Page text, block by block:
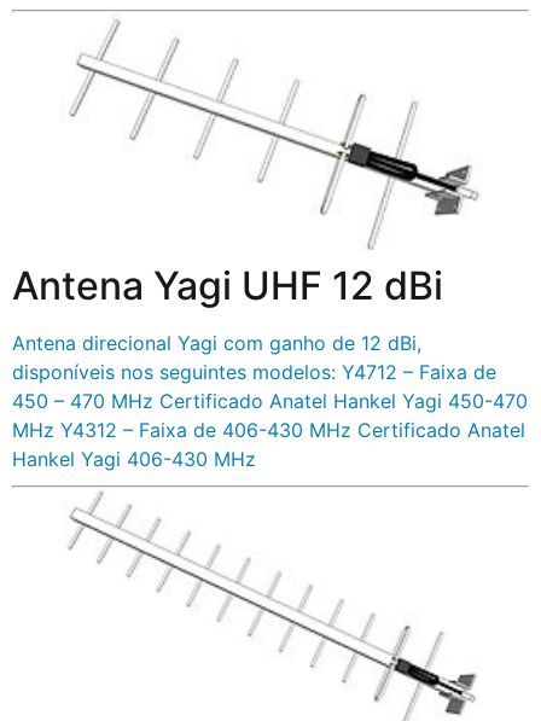
Antena Yagi UHF 12 dBi
Antena direcional Yagi com ganho de 12 dBi,
disponíveis nos seguintes modelos: Y4712 – Faixa de
450 – 470 MHz Certificado Anatel Hankel Yagi 450-470
MHz Y4312 – Faixa de 406-430 MHz Certificado Anatel
Hankel Yagi 406-430 MHz